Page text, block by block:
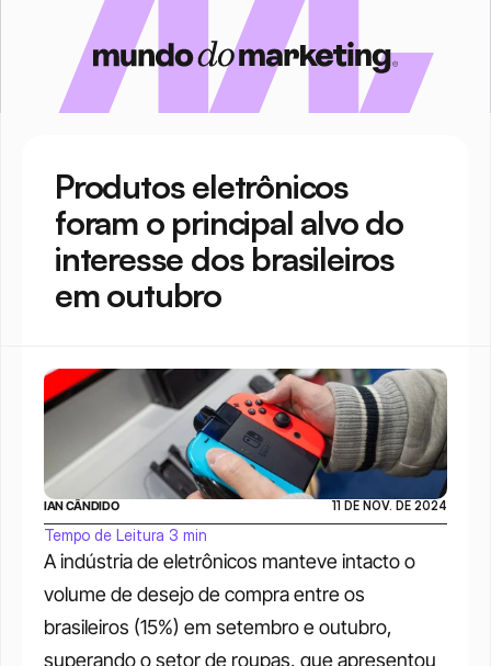
Produtos eletrônicos
foram o principal alvo do
interesse dos brasileiros
em outubro
A indústria de eletrônicos manteve intacto o
volume de desejo de compra entre os
brasileiros (15%) em setembro e outubro,
superando o setor de roupas, que apresentou
IAN CÂNDIDO 11 DE NOV. DE 2024
Tempo de Leitura 3 min